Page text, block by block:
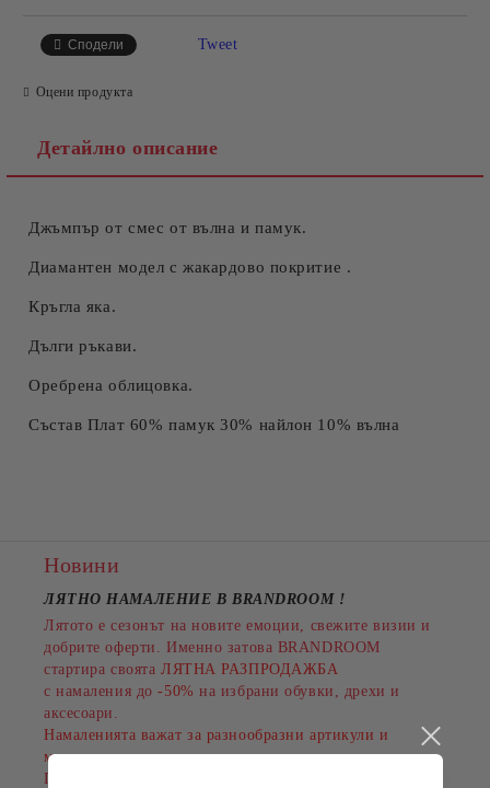
Сподели Tweet
Оцени продукта
Детайлно описание
Джъмпър от смес от вълна и памук.
Диамантен модел с жакардово покритие .
Кръгла яка.
Дълги ръкави.
Оребрена облицовка.
Състав Плат 60% памук 30% найлон 10% вълна
Новини
ЛЯТНО НАМАЛЕНИЕ В BRANDROOM !
Лятото е сезонът на новите емоции, свежите визии и
добрите оферти. Именно затова BRANDROOM
стартира своята ЛЯТНА РАЗПРОДАЖБА
с намаления до -50% на избрани обувки, дрехи и
аксесоари.
Намаленията важат за разнообразни артикули и
марки, а количествата са ограничени.
Пазарувайте сега и подарете на лятото си повече